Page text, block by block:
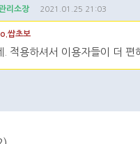
리소장 2021.01.25 21:03
쌉초보
. 적용하셔서 이용자들이 더 편